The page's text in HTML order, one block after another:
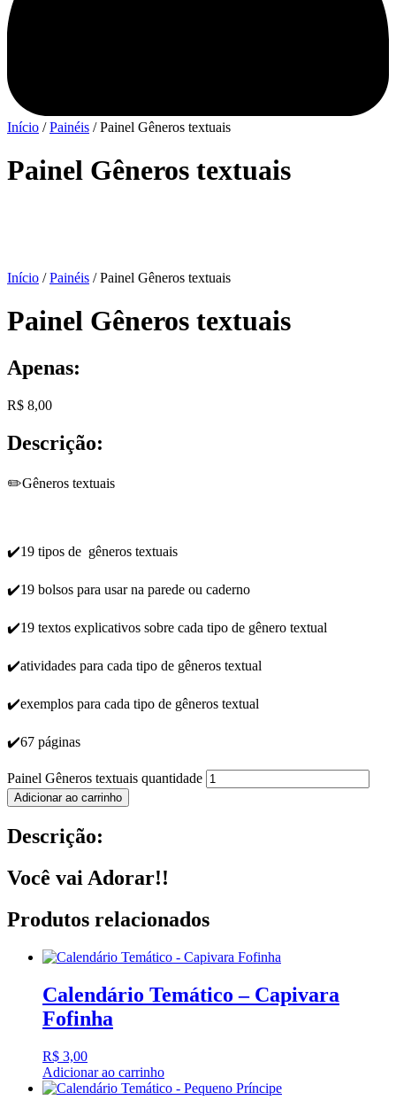
Início /Painéis / Painel Gêneros textuais
Painel Gêneros textuais
Início /Painéis / Painel Gêneros textuais
Painel Gêneros textuais
Apenas:
R$ 8,00
Descrição:
✏️Gêneros textuais
✔️19 tipos de gêneros textuais
✔️19 bolsos para usar na parede ou caderno
✔️19 textos explicativos sobre cada tipo de gênero textual
✔️atividades para cada tipo de gêneros textual
✔️exemplos para cada tipo de gêneros textual
✔️67 páginas
Painel Gêneros textuais quantidade
Adicionar ao carrinho
Descrição:
Você vai Adorar!!
Produtos relacionados
Calendário Temático – Capivara
Fofinha
R$ 3,00
Adicionar ao carrinho